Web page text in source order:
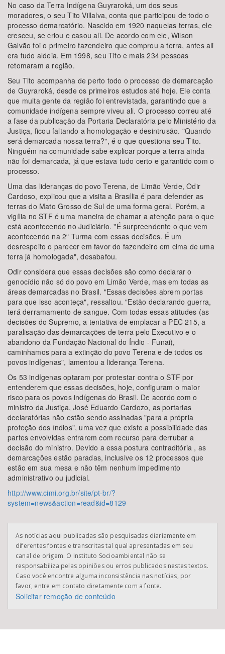
No caso da Terra Indígena Guyraroká, um dos seus
moradores, o seu Tito Villalva, conta que participou de todo o
processo demarcatório. Nascido em 1920 naquelas terras, ele
cresceu, se criou e casou ali. De acordo com ele, Wilson
Galvão foi o primeiro fazendeiro que comprou a terra, antes ali
era tudo aldeia. Em 1998, seu Tito e mais 234 pessoas
retomaram a região.
Seu Tito acompanha de perto todo o processo de demarcação
de Guyraroká, desde os primeiros estudos até hoje. Ele conta
que muita gente da região foi entrevistada, garantindo que a
comunidade indígena sempre viveu ali. O processo correu até
a fase da publicação da Portaria Declaratória pelo Ministério da
Justiça, ficou faltando a homologação e desintrusão. "Quando
será demarcada nossa terra?", é o que questiona seu Tito.
Ninguém na comunidade sabe explicar porque a terra ainda
não foi demarcada, já que estava tudo certo e garantido com o
processo.
Uma das lideranças do povo Terena, de Limão Verde, Odir
Cardoso, explicou que a visita a Brasília é para defender as
terras do Mato Grosso de Sul de uma forma geral. Porém, a
vigília no STF é uma maneira de chamar a atenção para o que
está acontecendo no Judiciário. "É surpreendente o que vem
acontecendo na 2ª Turma com essas decisões. É um
desrespeito o parecer em favor do fazendeiro em cima de uma
terra já homologada", desabafou.
Odir considera que essas decisões são como declarar o
genocídio não só do povo em Limão Verde, mas em todas as
áreas demarcadas no Brasil. "Essas decisões abrem portas
para que isso aconteça", ressaltou. "Estão declarando guerra,
terá derramamento de sangue. Com todas essas atitudes (as
decisões do Supremo, a tentativa de emplacar a PEC 215, a
paralisação das demarcações de terra pelo Executivo e o
abandono da Fundação Nacional do Índio - Funai),
caminhamos para a extinção do povo Terena e de todos os
povos indígenas", lamentou a liderança Terena.
Os 53 indígenas optaram por protestar contra o STF por
entenderem que essas decisões, hoje, configuram o maior
risco para os povos indígenas do Brasil. De acordo com o
ministro da Justiça, José Eduardo Cardozo, as portarias
declaratórias não estão sendo assinadas "para a própria
proteção dos índios", uma vez que existe a possibilidade das
partes envolvidas entrarem com recurso para derrubar a
decisão do ministro. Devido a essa postura contraditória , as
demarcações estão paradas, inclusive os 12 processos que
estão em sua mesa e não têm nenhum impedimento
administrativo ou judicial.
http://www.cimi.org.br/site/pt-br/?
system=news&action=read&id=8129
As notícias aqui publicadas são pesquisadas diariamente em
diferentes fontes e transcritas tal qual apresentadas em seu
canal de origem. O Instituto Socioambiental não se
responsabiliza pelas opiniões ou erros publicados nestes textos.
Caso você encontre alguma inconsistência nas notícias, por
favor, entre em contato diretamente com a fonte.
Solicitar remoção de conteúdo